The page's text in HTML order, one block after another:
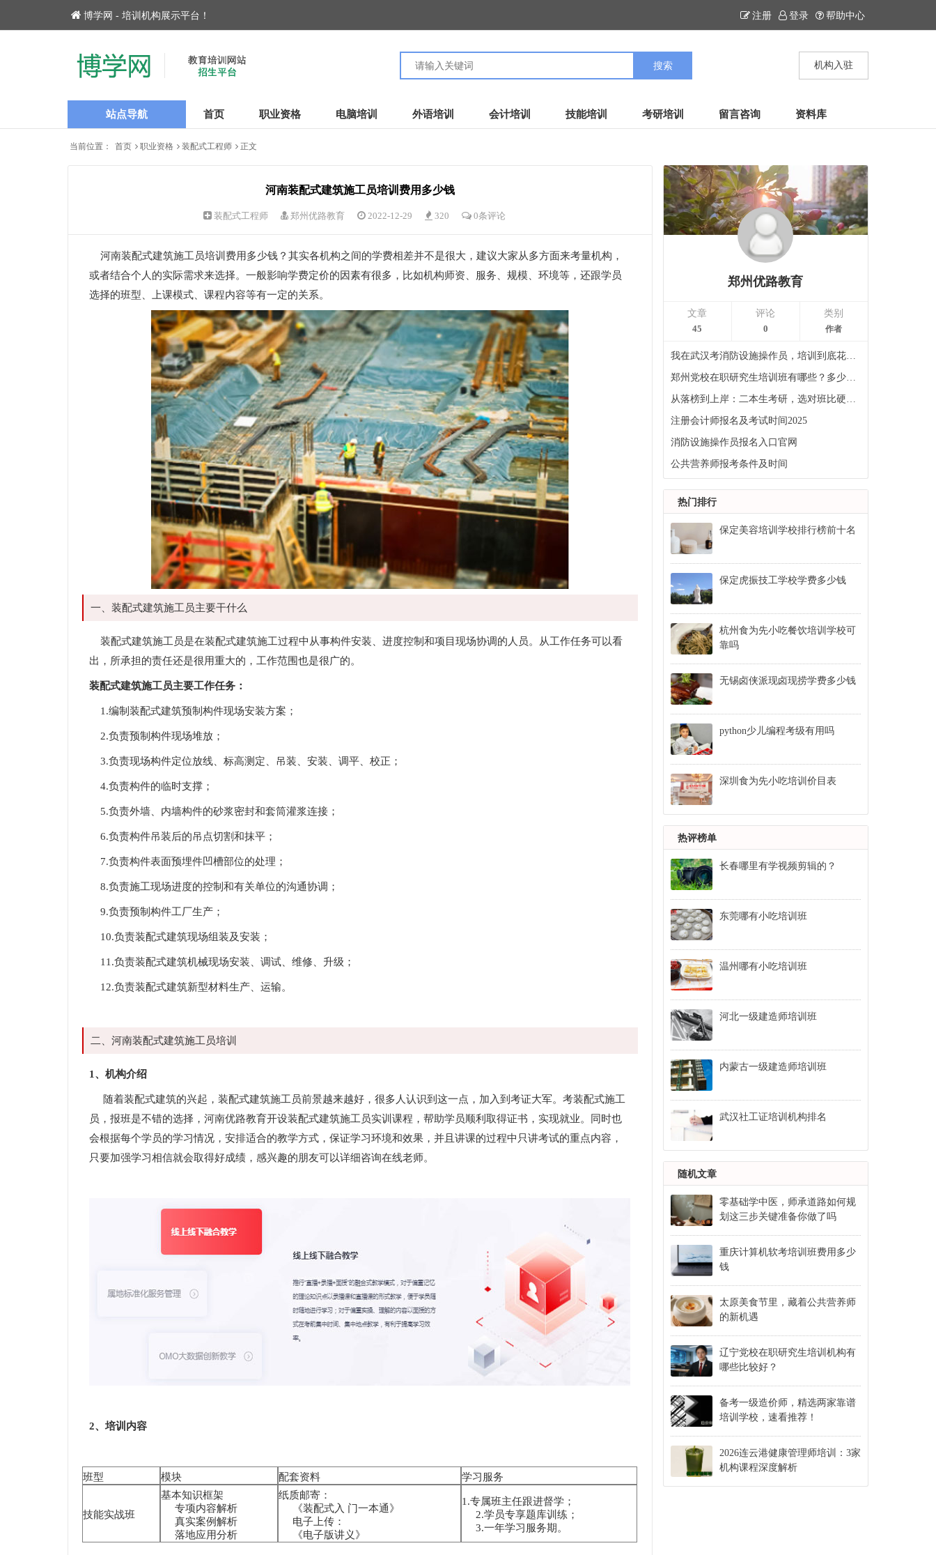
博学网 - 培训机构展示平台！ 注册 登录 帮助中心
机构入驻
站点导航 首页 职业资格 电脑培训 外语培训 会计培训 技能培训 考研培训 留言咨询 资料库
当前位置： 首页 职业资格 装配式工程师 正文
河南装配式建筑施工员培训费用多少钱
装配式工程师 郑州优路教育 2022-12-29 320 0条评论
河南装配式建筑施工员培训费用多少钱？其实各机构之间的学费相差并不是很大，建议大家从多方面来考量机构，
或者结合个人的实际需求来选择。一般影响学费定价的因素有很多，比如机构师资、服务、规模、环境等，还跟学员
选择的班型、上课模式、课程内容等有一定的关系。
一、装配式建筑施工员主要干什么
装配式建筑施工员是在装配式建筑施工过程中从事构件安装、进度控制和项目现场协调的人员。从工作任务可以看
出，所承担的责任还是很用重大的，工作范围也是很广的。
装配式建筑施工员主要工作任务：
1.编制装配式建筑预制构件现场安装方案；
2.负责预制构件现场堆放；
3.负责现场构件定位放线、标高测定、吊装、安装、调平、校正；
4.负责构件的临时支撑；
5.负责外墙、内墙构件的砂浆密封和套筒灌浆连接；
6.负责构件吊装后的吊点切割和抹平；
7.负责构件表面预埋件凹槽部位的处理；
8.负责施工现场进度的控制和有关单位的沟通协调；
9.负责预制构件工厂生产；
10.负责装配式建筑现场组装及安装；
11.负责装配式建筑机械现场安装、调试、维修、升级；
12.负责装配式建筑新型材料生产、运输。
二、河南装配式建筑施工员培训
1、机构介绍
随着装配式建筑的兴起，装配式建筑施工员前景越来越好，很多人认识到这一点，加入到考证大军。考装配式施工
员，报班是不错的选择，河南优路教育开设装配式建筑施工员实训课程，帮助学员顺利取得证书，实现就业。同时也
会根据每个学员的学习情况，安排适合的教学方式，保证学习环境和效果，并且讲课的过程中只讲考试的重点内容，
只要加强学习相信就会取得好成绩，感兴趣的朋友可以详细咨询在线老师。
2、培训内容
班型 模块 配套资料 学习服务
技能实战班
基本知识框架
专项内容解析
真实案例解析
落地应用分析
纸质邮寄：
《装配式入 门一本通》
电子上传：
《电子版讲义》
1.专属班主任跟进督学；
2.学员专享题库训练；
3.一年学习服务期。
郑州优路教育
文章
45
评论
0
类别
作者
我在武汉考消防设施操作员，培训到底花了多少钱？
郑州党校在职研究生培训班有哪些？多少钱？
从落榜到上岸：二本生考研，选对班比硬扛更重要
注册会计师报名及考试时间2025
消防设施操作员报名入口官网
公共营养师报考条件及时间
热门排行
保定美容培训学校排行榜前十名
保定虎振技工学校学费多少钱
杭州食为先小吃餐饮培训学校可
靠吗
无锡卤侠派现卤现捞学费多少钱
python少儿编程考级有用吗
深圳食为先小吃培训价目表
热评榜单
长春哪里有学视频剪辑的？
东莞哪有小吃培训班
温州哪有小吃培训班
河北一级建造师培训班
内蒙古一级建造师培训班
武汉社工证培训机构排名
随机文章
零基础学中医，师承道路如何规
划这三步关键准备你做了吗
重庆计算机软考培训班费用多少
钱
太原美食节里，藏着公共营养师
的新机遇
辽宁党校在职研究生培训机构有
哪些比较好？
备考一级造价师，精选两家靠谱
培训学校，速看推荐！
2026连云港健康管理师培训：3家
机构课程深度解析